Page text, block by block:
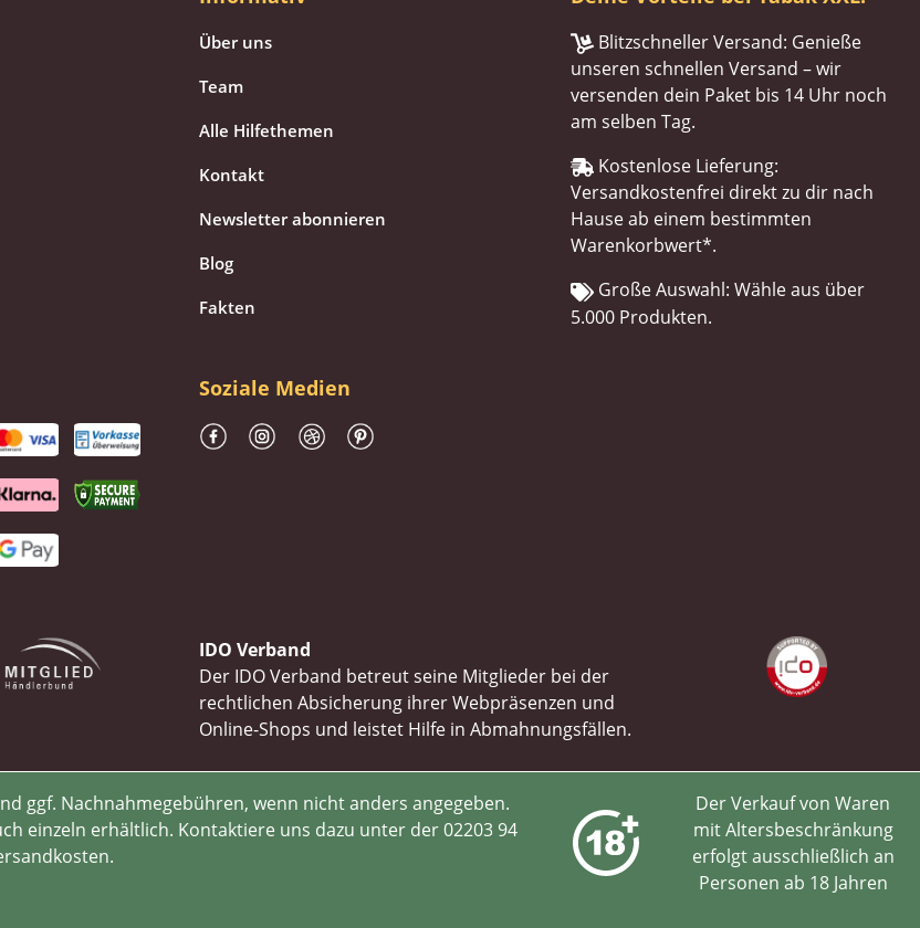
Über uns
Team
Alle Hilfethemen
Kontakt
Newsletter abonnieren
Blog
Fakten
Blitzschneller Versand: Genieße
unseren schnellen Versand – wir
versenden dein Paket bis 14 Uhr noch
am selben Tag.
Kostenlose Lieferung:
Versandkostenfrei direkt zu dir nach
Hause ab einem bestimmten
Warenkorbwert*.
Große Auswahl: Wähle aus über
5.000 Produkten.
Soziale Medien
IDO Verband
Der IDO Verband betreut seine Mitglieder bei der
rechtlichen Absicherung ihrer Webpräsenzen und
Online-Shops und leistet Hilfe in Abmahnungsfällen.
ggf. Nachnahmegebühren, wenn nicht anders angegeben.
einzeln erhältlich. Kontaktiere uns dazu unter der 02203 94
Der Verkauf von Waren
mit Altersbeschränkung
erfolgt ausschließlich an
Personen ab 18 Jahren